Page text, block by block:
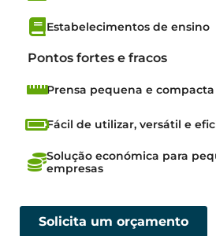
Estabelecimentos de ensino
Pontos fortes e fracos
Prensa pequena e compacta
Fácil de utilizar, versátil e
Solução económica para
empresas
Solicita um orçamento